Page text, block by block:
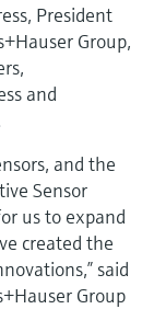
President
Group,
and
and the
Sensor
us to expand
created the
said
Group